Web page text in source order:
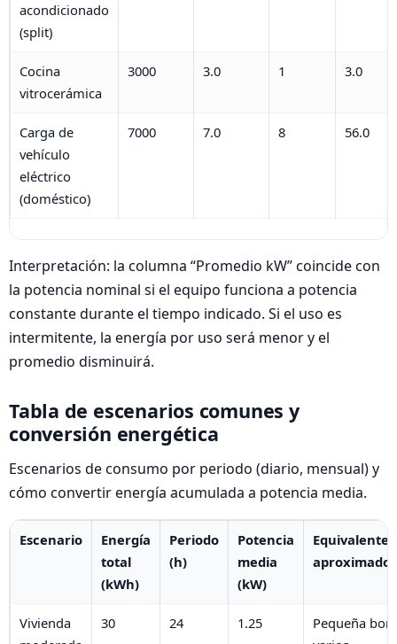
acondicionado
(split)
Cocina
vitrocerámica
3000 3.0 1 3.0
Carga de
vehículo
eléctrico
(doméstico)
7000 7.0 8 56.0
Interpretación: la columna “Promedio kW” coincide con
la potencia nominal si el equipo funciona a potencia
constante durante el tiempo indicado. Si el uso es
intermitente, la energía por uso será menor y el
promedio disminuirá.
Tabla de escenarios comunes y
conversión energética
Escenarios de consumo por periodo (diario, mensual) y
cómo convertir energía acumulada a potencia media.
Escenario
Energía
total
(kWh)
Periodo
(h)
Potencia
media
(kW)
Equivalente
aproximado
Vivienda
30 24 1.25
Pequeña